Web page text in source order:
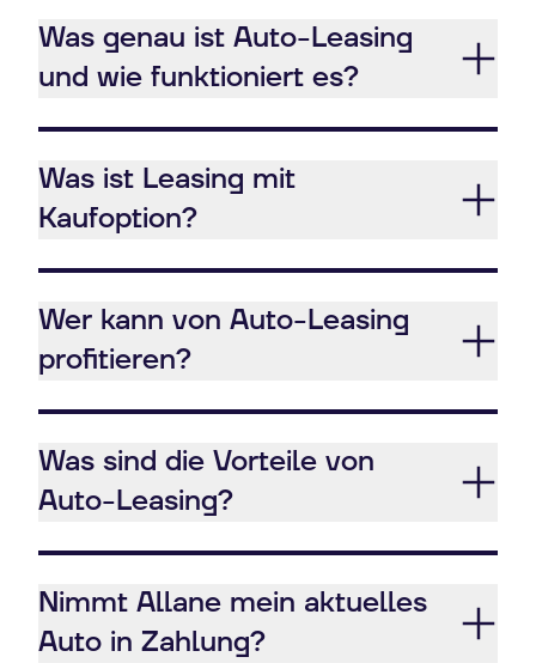
Was genau ist Auto-Leasing
und wie funktioniert es?
Was ist Leasing mit
Kaufoption?
Wer kann von Auto-Leasing
profitieren?
Was sind die Vorteile von
Auto-Leasing?
Nimmt Allane mein aktuelles
Auto in Zahlung?